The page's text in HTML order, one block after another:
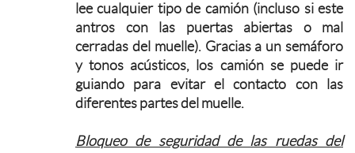
lee cualquier tipo de camión (incluso si este
antros con las puertas abiertas o mal
cerradas del muelle). Gracias a un semáforo
y tonos acústicos, los camión se puede ir
guiando para evitar el contacto con las
diferentes partes del muelle.
Bloqueo de seguridad de las ruedas del